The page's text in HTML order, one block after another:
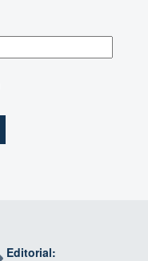
Editorial: